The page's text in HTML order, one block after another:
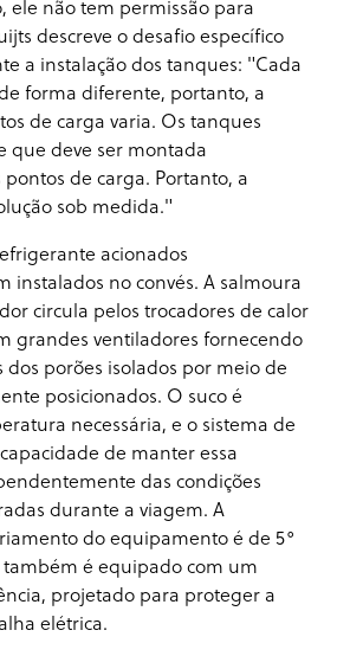
ele não tem permissão para
descreve o desafio específico
a instalação dos tanques: "Cada
forma diferente, portanto, a
de carga varia. Os tanques
que deve ser montada
de carga. Portanto, a
sob medida."
acionados
instalados no convés. A salmoura
circula pelos trocadores de calor
grandes ventiladores fornecendo
dos porões isolados por meio de
posicionados. O suco é
necessária, e o sistema de
de manter essa
das condições
durante a viagem. A
do equipamento é de 5°
também é equipado com um
projetado para proteger a
elétrica.